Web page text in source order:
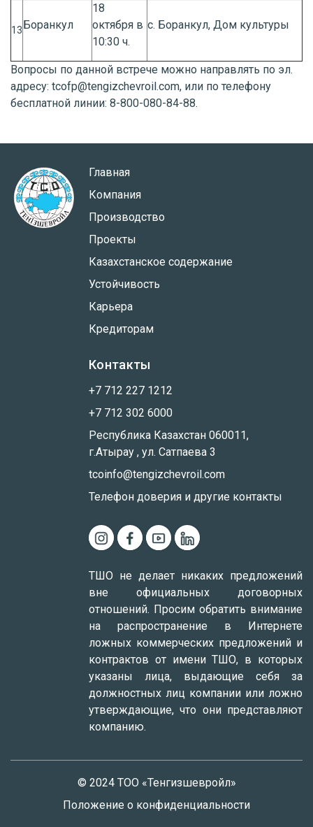
13Боранкул
18
октября в
10:30 ч.
с. Боранкул, Дом культуры
Вопросы по данной встрече можно направлять по эл.
адресу: tcofp@tengizchevroil.com, или по телефону
бесплатной линии: 8-800-080-84-88.
Главная
Компания
Производство
Проекты
Казахстанское содержание
Устойчивость
Карьера
Кредиторам
Контакты
+7 712 227 1212
+7 712 302 6000
Республика Казахстан 060011,
г.Атырау , ул. Сатпаева 3
tcoinfo@tengizchevroil.com
Телефон доверия и другие контакты
ТШО не делает никаких предложений
вне официальных договорных
отношений. Просим обратить внимание
на распространение в Интернете
ложных коммерческих предложений и
контрактов от имени ТШО, в которых
указаны лица, выдающие себя за
должностных лиц компании или ложно
утверждающие, что они представляют
компанию.
© 2024 ТОО «Тенгизшевройл»
Положение о конфиденциальности